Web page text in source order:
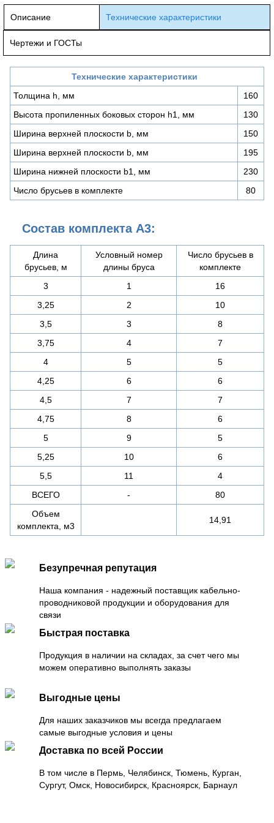
Описание Технические характеристики
Чертежи и ГОСТы
Технические характеристики
Толщина h, мм
160
Высота пропиленных боковых сторон h1, мм
130
Ширина верхней плоскости b, мм
150
Ширина верхней плоскости b, мм
195
Ширина нижней плоскости b1, мм
230
Число брусьев в комплекте
80
Состав комплекта А3:
Длина
брусьев, м
Условный номер
длины бруса
Число брусьев в
комплекте
3
1
16
3,25
2
10
3,5
3
8
3,75
4
7
4
5
5
4,25
6
6
4,5
7
7
4,75
8
6
5
9
5
5,25
10
6
5,5
11
4
ВСЕГО
-
80
Объем
комплекта, м3
14,91
Безупречная репутация
Наша компания - надежный поставщик кабельно-
проводниковой продукции и оборудования для
связи
Быстрая поставка
Продукция в наличии на складах, за счет чего мы
можем оперативно выполнять заказы
Выгодные цены
Для наших заказчиков мы всегда предлагаем
самые выгодные условия и цены
Доставка по всей России
В том числе в Пермь, Челябинск, Тюмень, Курган,
Сургут, Омск, Новосибирск, Красноярск, Барнаул